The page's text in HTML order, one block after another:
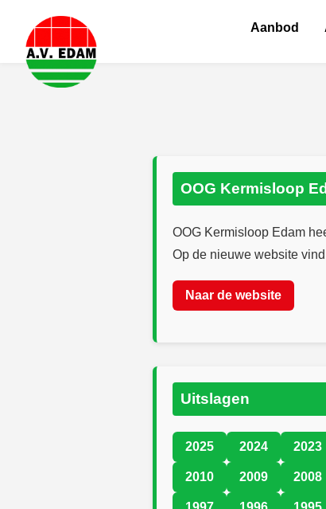
Aanbod
OOG Kermisloop
OOG Kermisloop Edam
Op de nieuwe website
Naar de website
Uitslagen
2025 2024 2023
2010 2009 2008